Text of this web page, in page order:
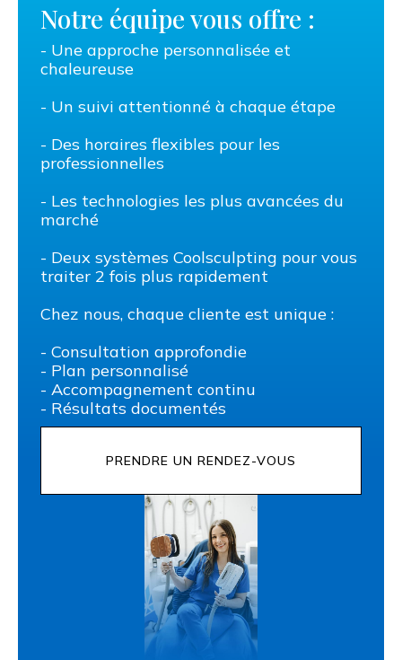
Notre équipe vous offre :
- Une approche personnalisée et
chaleureuse
- Un suivi attentionné à chaque étape
- Des horaires flexibles pour les
professionnelles
- Les technologies les plus avancées du
marché
- Deux systèmes Coolsculpting pour vous
traiter 2 fois plus rapidement
Chez nous, chaque cliente est unique :
- Consultation approfondie
- Plan personnalisé
- Accompagnement continu
- Résultats documentés
PRENDRE UN RENDEZ-VOUS